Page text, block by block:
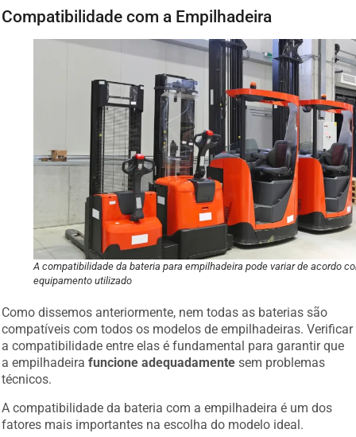
Compatibilidade com a Empilhadeira
A compatibilidade da bateria para empilhadeira pode variar de acordo
equipamento utilizado
Como dissemos anteriormente, nem todas as baterias são
compatíveis com todos os modelos de empilhadeiras. Verificar
a compatibilidade entre elas é fundamental para garantir que
a empilhadeirafuncione adequadamente sem problemas
técnicos.
A compatibilidade da bateria com a empilhadeira é um dos
fatores mais importantes na escolha do modelo ideal.